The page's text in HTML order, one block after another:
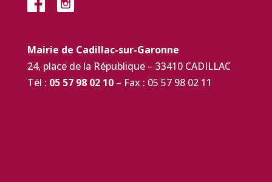
Mairie de Cadillac-sur-Garonne
24, place de la République – 33410 CADILLAC
Tél : 05 57 98 02 10– Fax : 05 57 98 02 11